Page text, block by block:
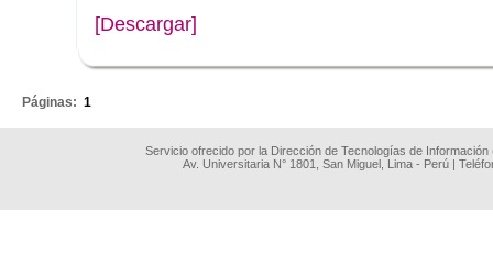
[Descargar]
Páginas: 1
Servicio ofrecido por la Dirección de Tecnologías de
Av. Universitaria N° 1801, San Miguel, Lima - Perú |